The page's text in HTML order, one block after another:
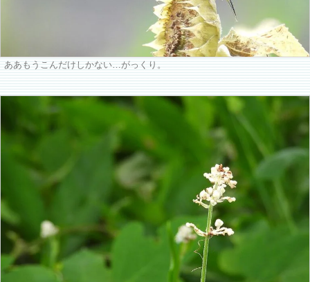
ああもうこんだけしかない…がっくり。